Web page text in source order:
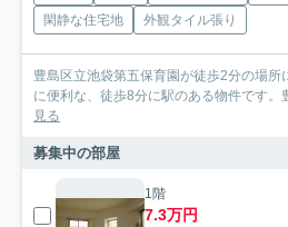
閑静な住宅地
外観タイル張り
豊島区立池袋第五保育園が徒歩2分の場所
に便利な、徒歩8分に駅のある物件です。
見る
募集中の部屋
1階
7.3万円